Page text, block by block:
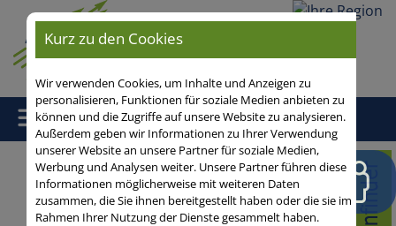
Ihre
Home/Leguminosen/Sojabohne/ Digitaler Aussaatrechner
Erbsen/Ackerbohnen/Soja
Kurz zu den Cookies
Wir verwenden Cookies, um Inhalte und Anzeigen zu
personalisieren, Funktionen für soziale Medien anbieten zu
können und die Zugriffe auf unsere Website zu analysieren.
Außerdem geben wir Informationen zu Ihrer Verwendung
unserer Website an unsere Partner für soziale Medien,
Werbung und Analysen weiter. Unsere Partner führen diese
Informationen möglicherweise mit weiteren Daten
zusammen, die Sie ihnen bereitgestellt haben oder die sie im
Rahmen Ihrer Nutzung der Dienste gesammelt haben.